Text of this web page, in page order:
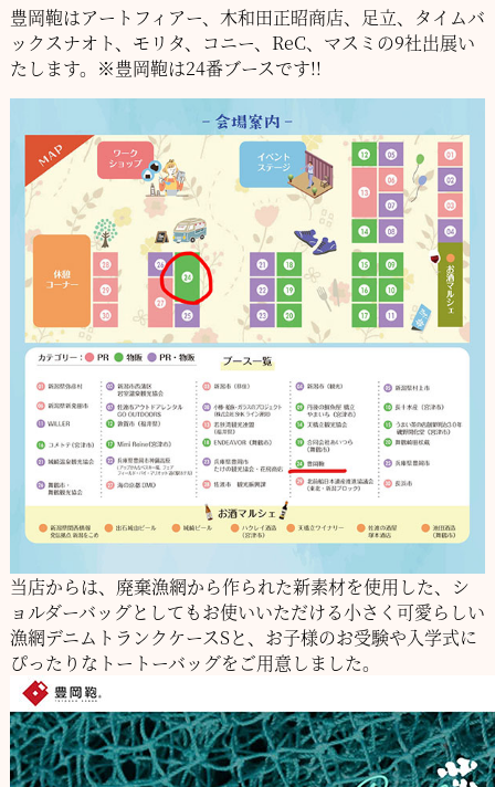
豊岡鞄はアートフィアー、木和田正昭商店、足立、タイムバ
ックスナオト、モリタ、コニー、ReC、マスミの9社出展い
たします。 ※豊岡鞄は24番ブースです!!
当店からは、廃棄漁網から作られた新素材を使用した、シ
ョルダーバッグとしてもお使いいただける小さく可愛らしい
漁網デニムトランクケースSと、 お子様のお受験や入学式に
ぴったりなトートーバッグをご用意しました。